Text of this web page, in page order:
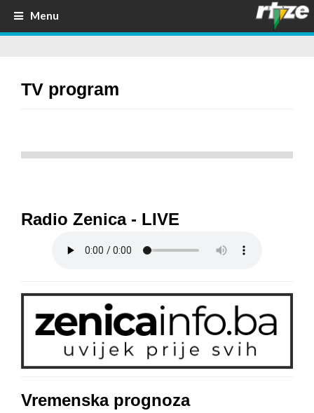
Menu
TV program
Radio Zenica - LIVE
Vremenska prognoza